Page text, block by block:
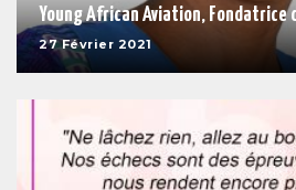
Young African Aviation, Fondatrice
27 Février 2021